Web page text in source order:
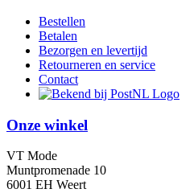
Bestellen
Betalen
Bezorgen en levertijd
Retourneren en service
Contact
Onze winkel
VT Mode
Muntpromenade 10
6001 EH Weert